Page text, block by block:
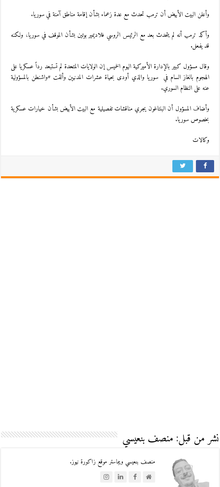
وأعلن البيت الأبيض أن ترمب تحدث مع عدة زعماء بشأن إقامة مناطق آمنة في سوريا.
وأكد ترمب أنه لم يتحدث بعد مع الرئيس الروسي فلاديمير بوتين بشأن الموقف في سوريا، ولكنه
قد يفعل.
وقال مسؤول كبير بالإدارة الأميركية اليوم الخميس إن الولايات المتحدة لم تستبعد رداً عسكريا على
الهجوم بالغاز السام في سوريا والذي أودى بحياة عشرات المدنيين وألقت #واشنطن بالمسؤولية
عنه على النظام السوري.
وأضاف المسؤول أن البنتاغون يجري مناقشات تفصيلية مع البيت الأبيض بشأن خيارات عسكرية
بخصوص سوريا.
وكالات
نشر من قبل: منصف بنعيسي
منصف بنعيسي ويبماستر موقع زاكورة نيوز.